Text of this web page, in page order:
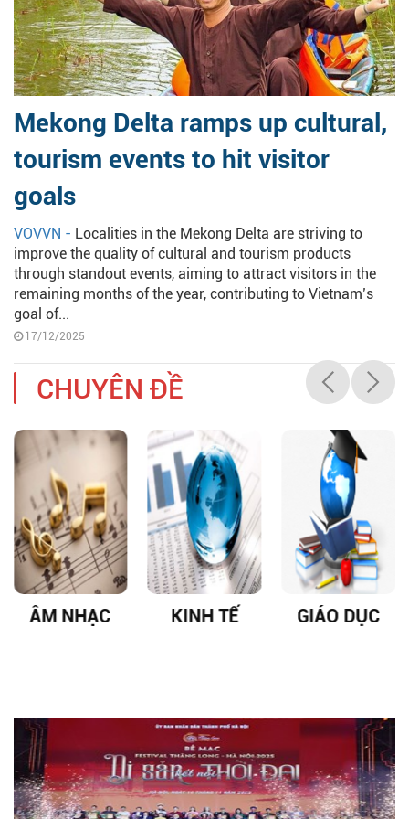
Mekong Delta ramps up cultural,
tourism events to hit visitor
goals
VOVVN - Localities in the Mekong Delta are striving to
improve the quality of cultural and tourism products
through standout events, aiming to attract visitors in the
remaining months of the year, contributing to Vietnam’s
goal of...
17/12/2025
CHUYÊN ĐỀ
ÂM NHẠC KINH TẾ GIÁO DỤC